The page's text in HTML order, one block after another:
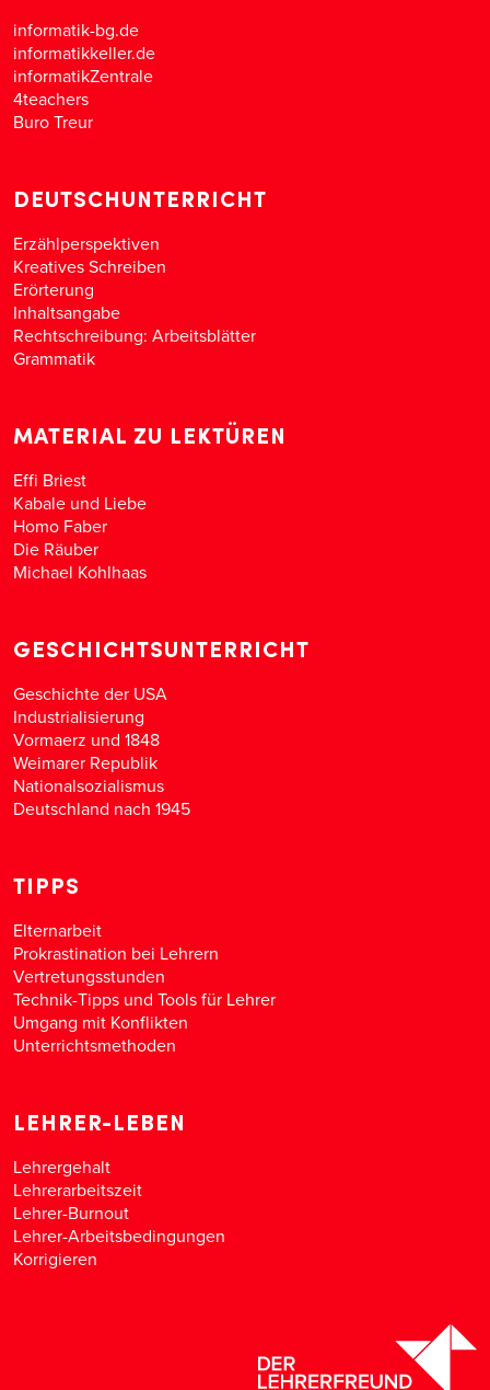
informatik-bg.de
informatikkeller.de
informatikZentrale
4teachers
Buro Treur
DEUTSCHUNTERRICHT
Erzählperspektiven
Kreatives Schreiben
Erörterung
Inhaltsangabe
Rechtschreibung: Arbeitsblätter
Grammatik
MATERIAL ZU LEKTÜREN
Effi Briest
Kabale und Liebe
Homo Faber
Die Räuber
Michael Kohlhaas
GESCHICHTSUNTERRICHT
Geschichte der USA
Industrialisierung
Vormaerz und 1848
Weimarer Republik
Nationalsozialismus
Deutschland nach 1945
TIPPS
Elternarbeit
Prokrastination bei Lehrern
Vertretungsstunden
Technik-Tipps und Tools für Lehrer
Umgang mit Konflikten
Unterrichtsmethoden
LEHRER-LEBEN
Lehrergehalt
Lehrerarbeitszeit
Lehrer-Burnout
Lehrer-Arbeitsbedingungen
Korrigieren